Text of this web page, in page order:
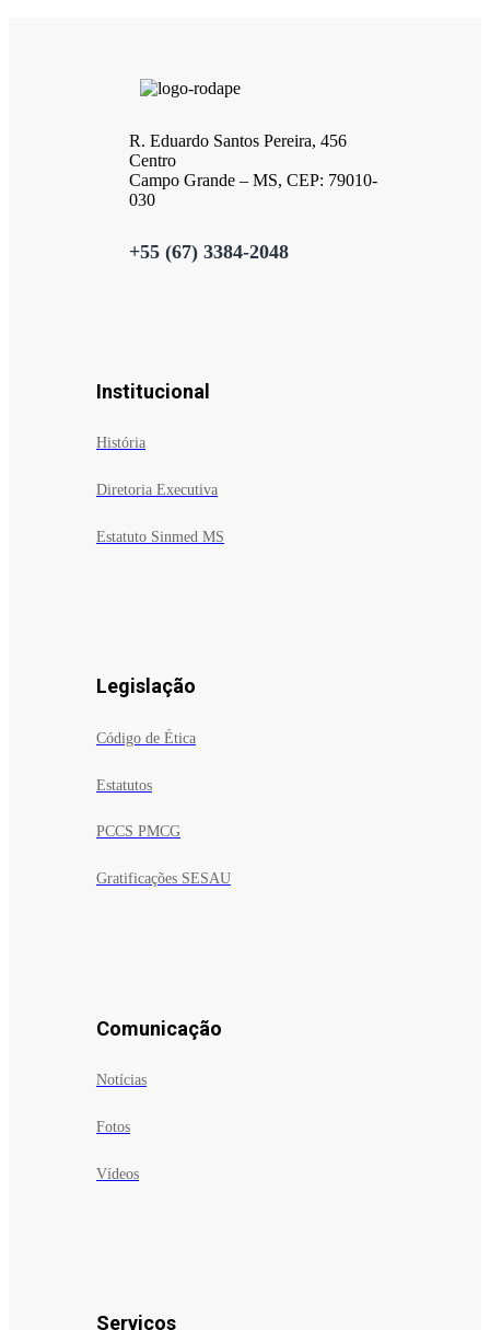
R. Eduardo Santos Pereira, 456
Centro
Campo Grande – MS, CEP: 79010-
030
+55 (67) 3384-2048
Institucional
História
Diretoria Executiva
Estatuto Sinmed MS
Legislação
Código de Ética
Estatutos
PCCS PMCG
Gratificações SESAU
Comunicação
Notícias
Fotos
Vídeos
Serviços